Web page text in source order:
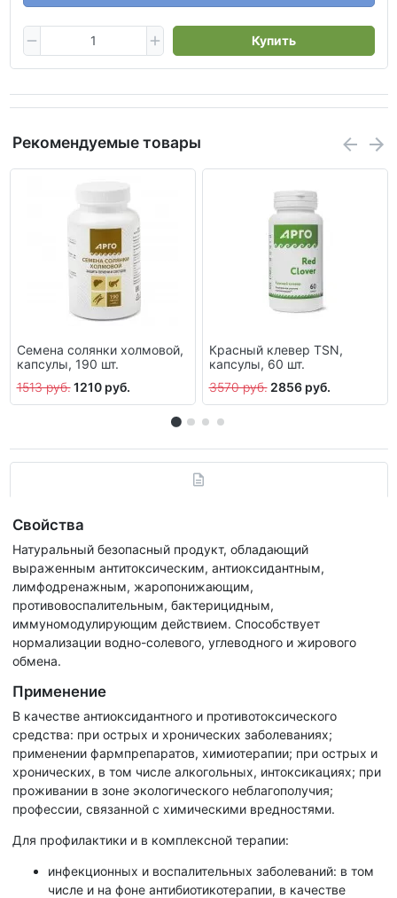
Купить
Рекомендуемые товары
Семена солянки холмовой,
капсулы, 190 шт.
1513 руб. 1210 руб.
Красный клевер ТSN,
капсулы, 60 шт.
3570 руб. 2856 руб.
Свойства
Натуральный безопасный продукт, обладающий
выраженным антитоксическим, антиоксидантным,
лимфодренажным, жаропонижающим,
противовоспалительным, бактерицидным,
иммуномодулирующим действием. Способствует
нормализации водно-солевого, углеводного и жирового
обмена.
Применение
В качестве антиоксидантного и противотоксического
средства: при острых и хронических заболеваниях;
применении фармпрепаратов, химиотерапии; при острых и
хронических, в том числе алкогольных, интоксикациях; при
проживании в зоне экологического неблагополучия;
профессии, связанной с химическими вредностями.
Для профилактики и в комплексной терапии:
инфекционных и воспалительных заболеваний: в том
числе и на фоне антибиотикотерапии, в качестве